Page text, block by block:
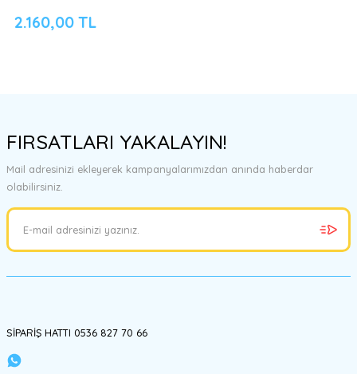
2.160,00 TL
FIRSATLARI YAKALAYIN!
Mail adresinizi ekleyerek kampanyalarımızdan anında haberdar
olabilirsiniz.
SİPARİŞ HATTI 0536 827 70 66